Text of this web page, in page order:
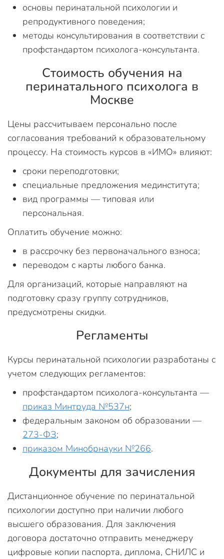
основы перинатальной психологии и
репродуктивного поведения;
методы консультирования в соответствии с
профстандартом психолога-консультанта.
Стоимость обучения на
перинатального психолога в
Москве
Цены рассчитываем персонально после
согласования требований к образовательному
процессу. На стоимость курсов в «ИМО» влияют:
сроки переподготовки;
специальные предложения мединститута;
вид программы — типовая или
персональная.
Оплатить обучение можно:
в рассрочку без первоначального взноса;
переводом с карты любого банка.
Для организаций, которые направляют на
подготовку сразу группу сотрудников,
предусмотрены скидки.
Регламенты
Курсы перинатальной психологии разработаны с
учетом следующих регламентов:
профстандартом психолога-консультанта —
приказ Минтруда №537н;
федеральным законом об образовании —
273-ФЗ;
приказом Минобрнауки №266.
Документы для зачисления
Дистанционное обучение по перинатальной
психологии доступно при наличии любого
высшего образования. Для заключения
договора достаточно отправить менеджеру
цифровые копии паспорта, диплома, СНИЛС и